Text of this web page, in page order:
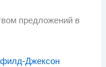
предложений в
Джексон